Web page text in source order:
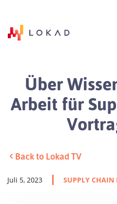
Über
Arbeit für
Back to Lokad TV
Juli 5, 2023 SUPPLY CHAIN